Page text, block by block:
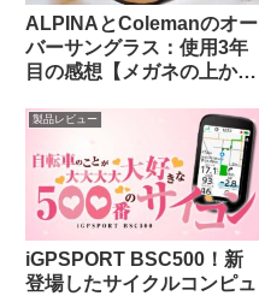
ALPINAとColemanのオー
バーサングラス：使用3年
目の感想【メガネの上から
円】
製品レビュー
iGPSPORT BSC500！新
登場したサイクルコンピュ